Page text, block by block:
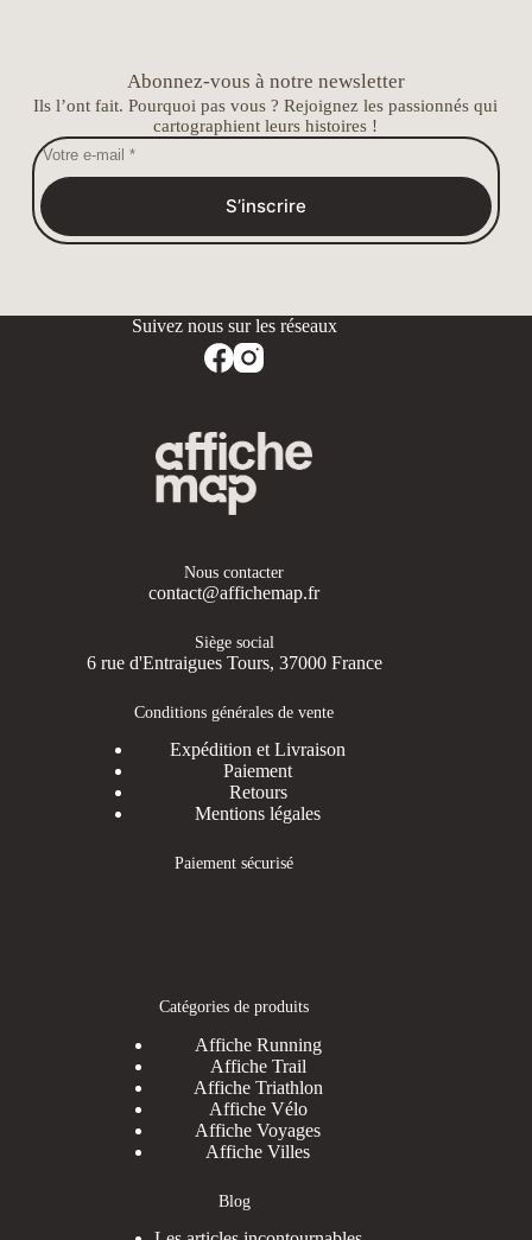
Abonnez-vous à notre newsletter
Ils l’ont fait. Pourquoi pas vous ? Rejoignez les passionnés qui
cartographient leurs histoires !
S’inscrire
Nous contacter
contact@affichemap.fr
Siège social
6 rue d'Entraigues Tours, 37000 France
Conditions générales de vente
Expédition et Livraison
Paiement
Retours
Mentions légales
Paiement sécurisé
Catégories de produits
Affiche Running
Affiche Trail
Affiche Triathlon
Affiche Vélo
Affiche Voyages
Affiche Villes
Blog